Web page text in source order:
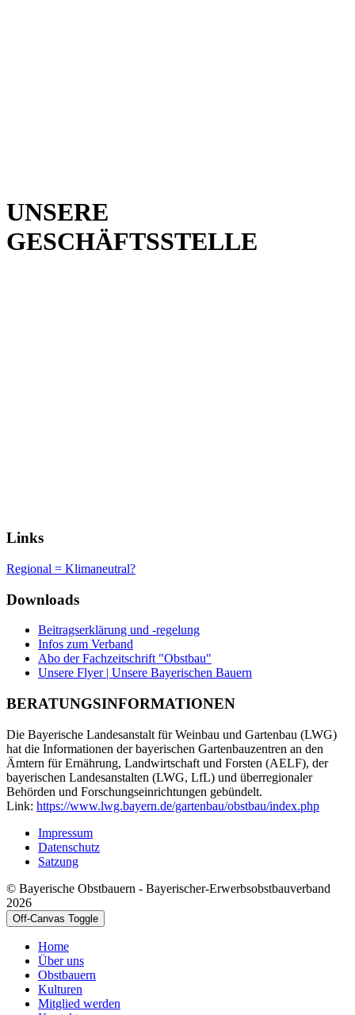
UNSERE
GESCHÄFTSSTELLE
Links
Regional = Klimaneutral?
Downloads
Beitragserklärung und -regelung
Infos zum Verband
Abo der Fachzeitschrift "Obstbau"
Unsere Flyer | Unsere Bayerischen Bauern
BERATUNGSINFORMATIONEN
Die Bayerische Landesanstalt für Weinbau und Gartenbau (LWG)
hat die Informationen der bayerischen Gartenbauzentren an den
Ämtern für Ernährung, Landwirtschaft und Forsten (AELF), der
bayerischen Landesanstalten (LWG, LfL) und überregionaler
Behörden und Forschungseinrichtungen gebündelt.
Link: https://www.lwg.bayern.de/gartenbau/obstbau/index.php
Impressum
Datenschutz
Satzung
© Bayerische Obstbauern - Bayerischer-Erwerbsobstbauverband
2026
Off-Canvas Toggle
Home
Über uns
Obstbauern
Kulturen
Mitglied werden